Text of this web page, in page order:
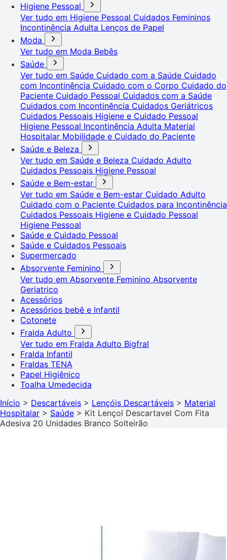
Higiene Pessoal
Ver tudo em Higiene Pessoal Cuidados Femininos
Incontinência Adulta Lenços de Papel
Moda
Ver tudo em Moda Bebês
Saúde
Ver tudo em Saúde Cuidado com a Saúde Cuidado
com Incontinência Cuidado com o Corpo Cuidado do
Paciente Cuidado Pessoal Cuidados com a Saúde
Cuidados com Incontinência Cuidados Geriátricos
Cuidados Pessoais Higiene e Cuidado Pessoal
Higiene Pessoal Incontinência Adulta Material
Hospitalar Mobilidade e Cuidado do Paciente
Saúde e Beleza
Ver tudo em Saúde e Beleza Cuidado Adulto
Cuidados Pessoais Higiene Pessoal
Saúde e Bem-estar
Ver tudo em Saúde e Bem-estar Cuidado Adulto
Cuidado com o Paciente Cuidados para Incontinência
Cuidados Pessoais Higiene e Cuidado Pessoal
Higiene Pessoal
Saúde e Cuidado Pessoal
Saúde e Cuidados Pessoais
Supermercado
Absorvente Feminino
Ver tudo em Absorvente Feminino Absorvente
Geriatrico
Acessórios
Acessórios bebê e Infantil
Cotonete
Fralda Adulto
Ver tudo em Fralda Adulto Bigfral
Fralda Infantil
Fraldas TENA
Papel Higiênico
Toalha Umedecida
Início > Descartáveis > Lençóis Descartáveis > Material
Hospitalar > Saúde > Kit Lençol Descartavel Com Fita
Adesiva 20 Unidades Branco Solteirão